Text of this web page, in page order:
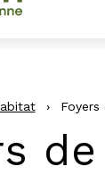
› Foyers